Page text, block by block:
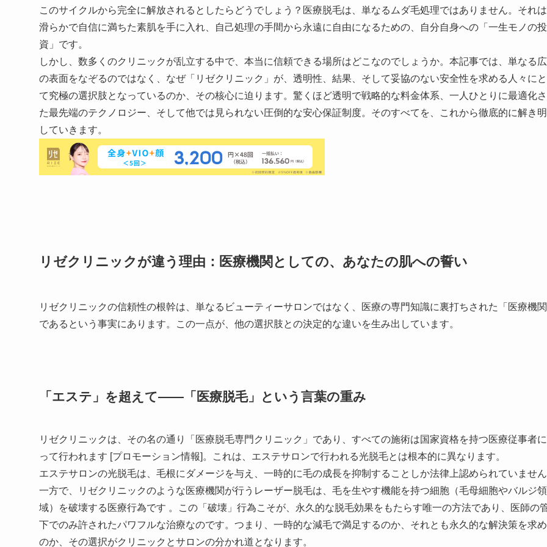
このサイクルから完全に解放されるとしたらどうでしょう？医療脱毛は、単なるムダ毛処理ではありません。それは
滑らかで自信に満ちた素肌を手に入れ、自己処理の手間から永遠に自由になるための、自分自身への「一生モノの投
資」です。
しかし、数多くのクリニックが乱立する中で、本当に信頼できる場所はどこなのでしょうか。本記事では、単なる
の表面をなぞるのではなく、なぜ「リゼクリニック」が、透明性、結果、そして妥協のない安全性を求める人々に
て究極の選択肢となっているのか、その核心に迫ります。驚くほど透明で戦略的な料金体系、一人ひとりに最適化
た最先端のテクノロジー、そして他では見られない圧倒的な安心保証制度。そのすべてを、これから徹底的に解き
していきます。
リゼクリニックが違う理由：医療機関としての、あなたの肌への誓い
リゼクリニックの信頼性の根幹は、単なるビューティーサロンではなく、医療の専門知識に裏打ちされた「医療機関
であるという事実にあります。この一点が、他の選択肢との決定的な違いを生み出しています。
「エステ」を超えて――「医療脱毛」という言葉の重み
リゼクリニックは、その名の通り「医療脱毛専門クリニック」であり、すべての施術は国家資格を持つ医療従事者に
って行われます [プロモーション情報]。これは、エステサロンで行われる光脱毛とは根本的に異なります。
エステサロンの光脱毛は、毛根にダメージを与え、一時的に毛の成長を抑制することしか法律上認められていません
一方で、リゼクリニックのような医療機関が行うレーザー脱毛は、毛を生やす機能を持つ細胞（毛母細胞やバルジ領
域）を破壊する医療行為です 。この「破壊」行為こそが、永久的な脱毛効果をもたらす唯一の方法であり、医師の
下でのみ許されたパワフルな治療なのです。つまり、一時的な減毛で満足するのか、それとも永久的な解決策を求
のか、その選択がクリニックとサロンの分かれ道となります。